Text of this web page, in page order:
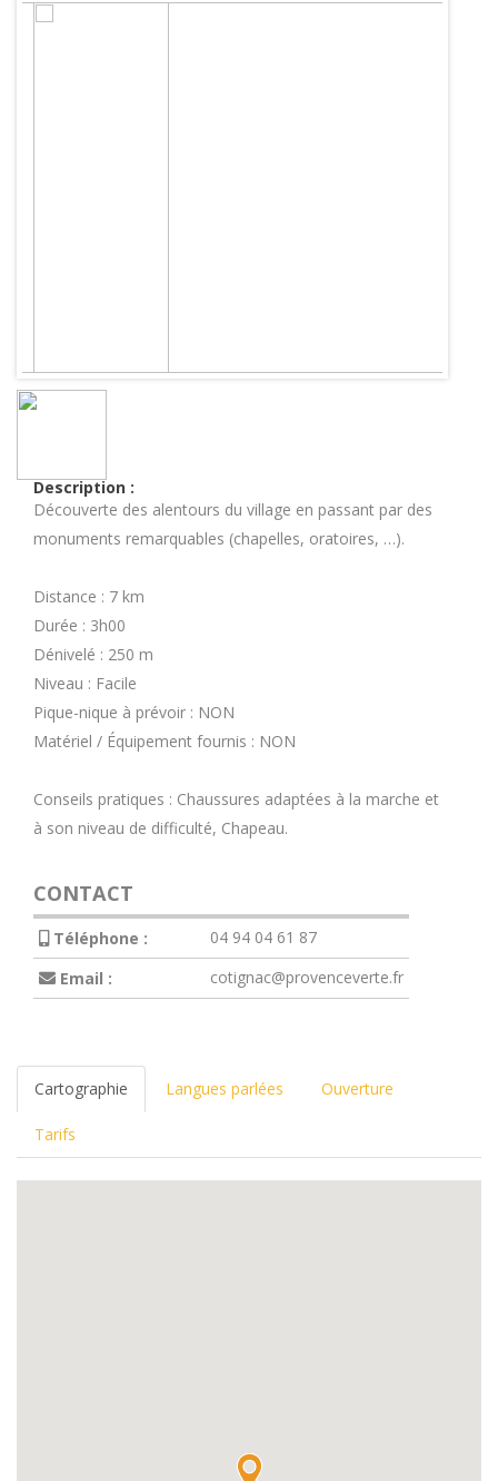
Description :
Découverte des alentours du village en passant par des
monuments remarquables (chapelles, oratoires, …).
Distance : 7 km
Durée : 3h00
Dénivelé : 250 m
Niveau : Facile
Pique-nique à prévoir : NON
Matériel / Équipement fournis : NON
Conseils pratiques : Chaussures adaptées à la marche et
à son niveau de difficulté, Chapeau.
CONTACT
Téléphone :
04 94 04 61 87
Email :
cotignac@provenceverte.fr
Cartographie Langues parlées Ouverture
Tarifs